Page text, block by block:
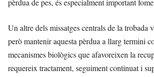
Un altre dels missatges centrals de la trobada
però mantenir aquesta pèrdua a llarg termini
mecanismes biològics que afavoreixen la
requereix tractament, seguiment continuat i